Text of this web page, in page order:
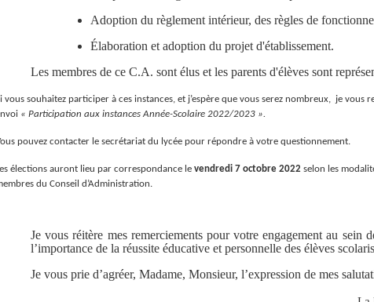
Adoption du règlement intérieur, des règles de
Élaboration et adoption du projet d'établissement.
Les membres de ce C.A. sont élus et les parents d'élèves sont
vous souhaitez participer à ces instances, et j’espère que vous serez nombreux, je
« Participation aux instances Année-Scolaire 2022/2023 ».
pouvez contacter le secrétariat du lycée pour répondre à votre questionnement.
élections auront lieu par correspondance le vendredi 7 octobre 2022 selon les
du Conseil d’Administration.
Je vous réitère mes remerciements pour votre engagement au
l’importance de la réussite éducative et personnelle des élèves
Je vous prie d’agréer, Madame, Monsieur, l’expression de mes